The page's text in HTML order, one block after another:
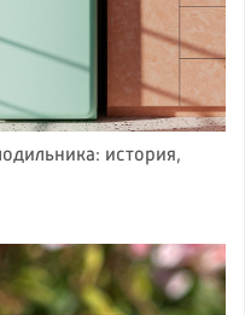
история,